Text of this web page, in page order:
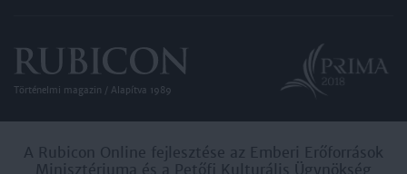
Történelmi magazin / Alapítva 1989
A Rubicon Online fejlesztése az Emberi Erőforrások
Minisztériuma és a Petőfi Kulturális Ügynökség